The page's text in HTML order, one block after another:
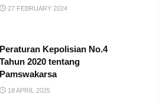
27 FEBRUARY 2024
Peraturan Kepolisian No.4
Tahun 2020 tentang
Pamswakarsa
18 APRIL 2025